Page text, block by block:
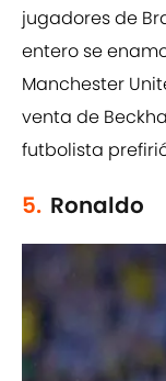
jugadores de
entero se
Manchester
venta de
futbolista
5. Ronaldo